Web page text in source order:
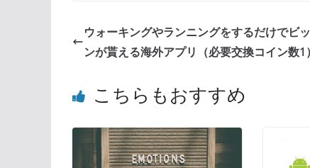
ウォーキングやランニングをするだけでビ
ンが貰える海外アプリ（必要交換コイン数1）
こちらもおすすめ